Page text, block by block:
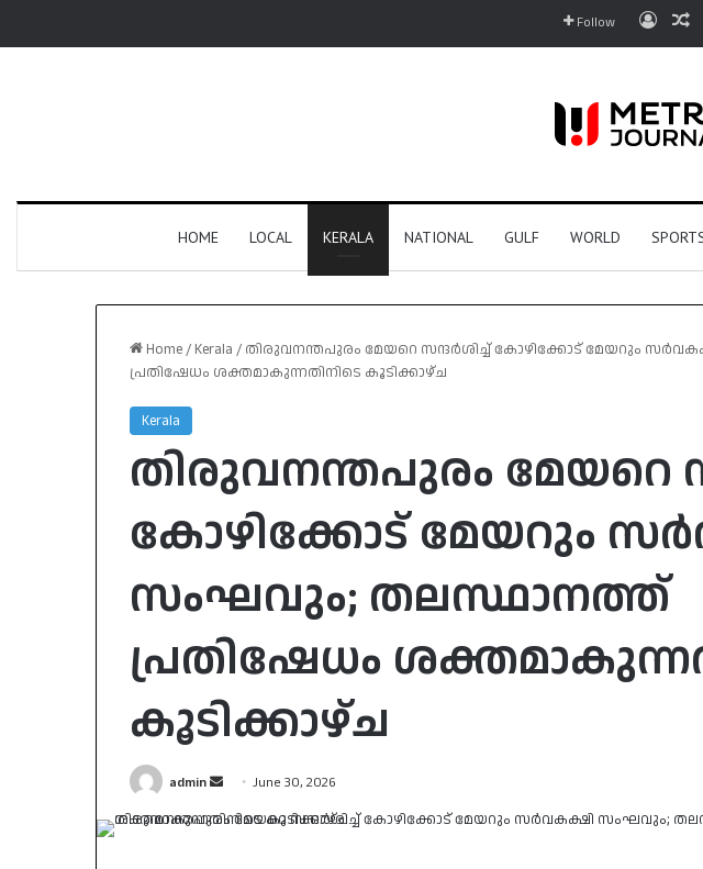
Follow Log In
HOME LOCAL KERALA NATIONAL GULF WORLD
Home/ Kerala / തിരുവനന്തപുരം മേയറെ സന്ദർശിച്ച് കോഴിക്കോട് മേയറും
പ്രതിഷേധം ശക്തമാകുന്നതിനിടെ കൂടിക്കാഴ്ച
Kerala
തിരുവനന്തപുരം മേയറെ
കോഴിക്കോട് മേയറും
സംഘവും; തലസ്ഥാനത്ത്
പ്രതിഷേധം
കൂടിക്കാഴ്ച
admin
Send June 30, 2026